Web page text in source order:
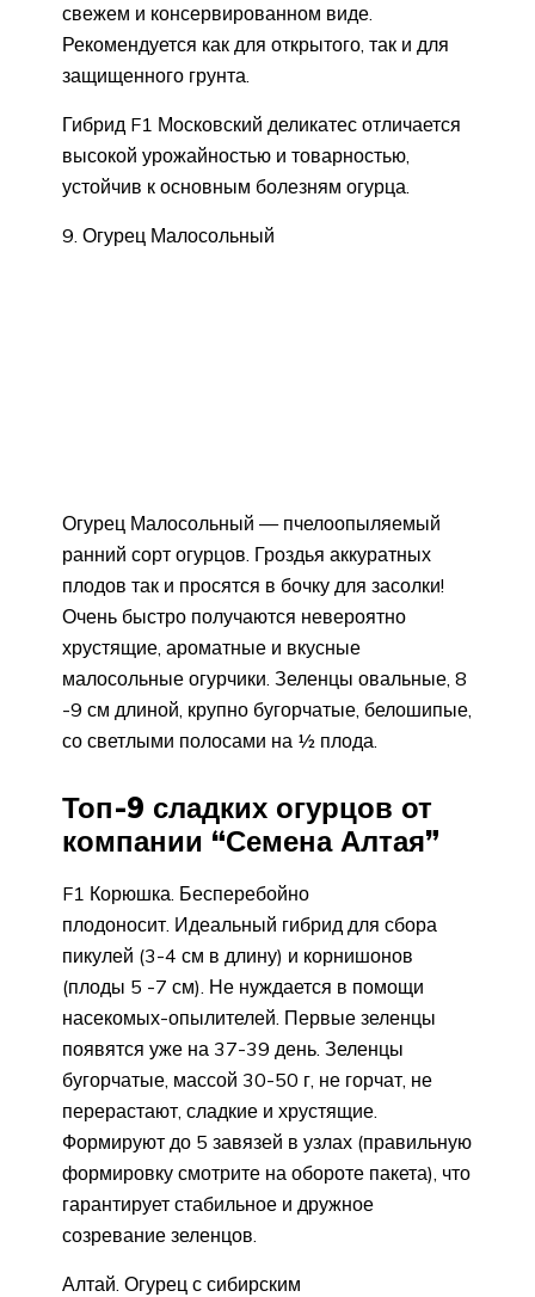
свежем и консервированном виде.
Рекомендуется как для открытого, так и для
защищенного грунта.
Гибрид F1 Московский деликатес отличается
высокой урожайностью и товарностью,
устойчив к основным болезням огурца.
9. Огурец Малосольный
Огурец Малосольный — пчелоопыляемый
ранний сорт огурцов. Гроздья аккуратных
плодов так и просятся в бочку для засолки!
Очень быстро получаются невероятно
хрустящие, ароматные и вкусные
малосольные огурчики. Зеленцы овальные, 8
-9 см длиной, крупно бугорчатые, белошипые,
со светлыми полосами на ½ плода.
Топ-9 сладких огурцов от
компании “Семена Алтая”
F1 Корюшка. Бесперебойно
плодоносит. Идеальный гибрид для сбора
пикулей (3-4 см в длину) и корнишонов
(плоды 5 -7 см). Не нуждается в помощи
насекомых-опылителей. Первые зеленцы
появятся уже на 37-39 день. Зеленцы
бугорчатые, массой 30-50 г, не горчат, не
перерастают, сладкие и хрустящие.
Формируют до 5 завязей в узлах (правильную
формировку смотрите на обороте пакета), что
гарантирует стабильное и дружное
созревание зеленцов.
Алтай. Огурец с сибирским